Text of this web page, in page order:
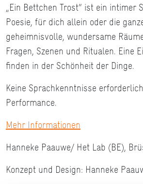
„Ein Bettchen Trost“ ist ein intimer
Poesie, für dich allein oder die
geheimnisvolle, wundersame
Fragen, Szenen und Ritualen. Eine
finden in der Schönheit der Dinge.
Keine Sprachkenntnisse
Performance.
Mehr Informationen
Hanneke Paauwe/ Het Lab (BE),
Konzept und Design: Hanneke